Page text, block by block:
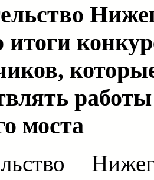
итоги
моста